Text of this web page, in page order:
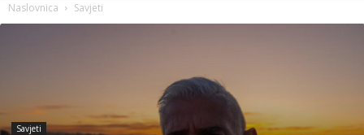
Naslovnica Savjeti
Savjeti